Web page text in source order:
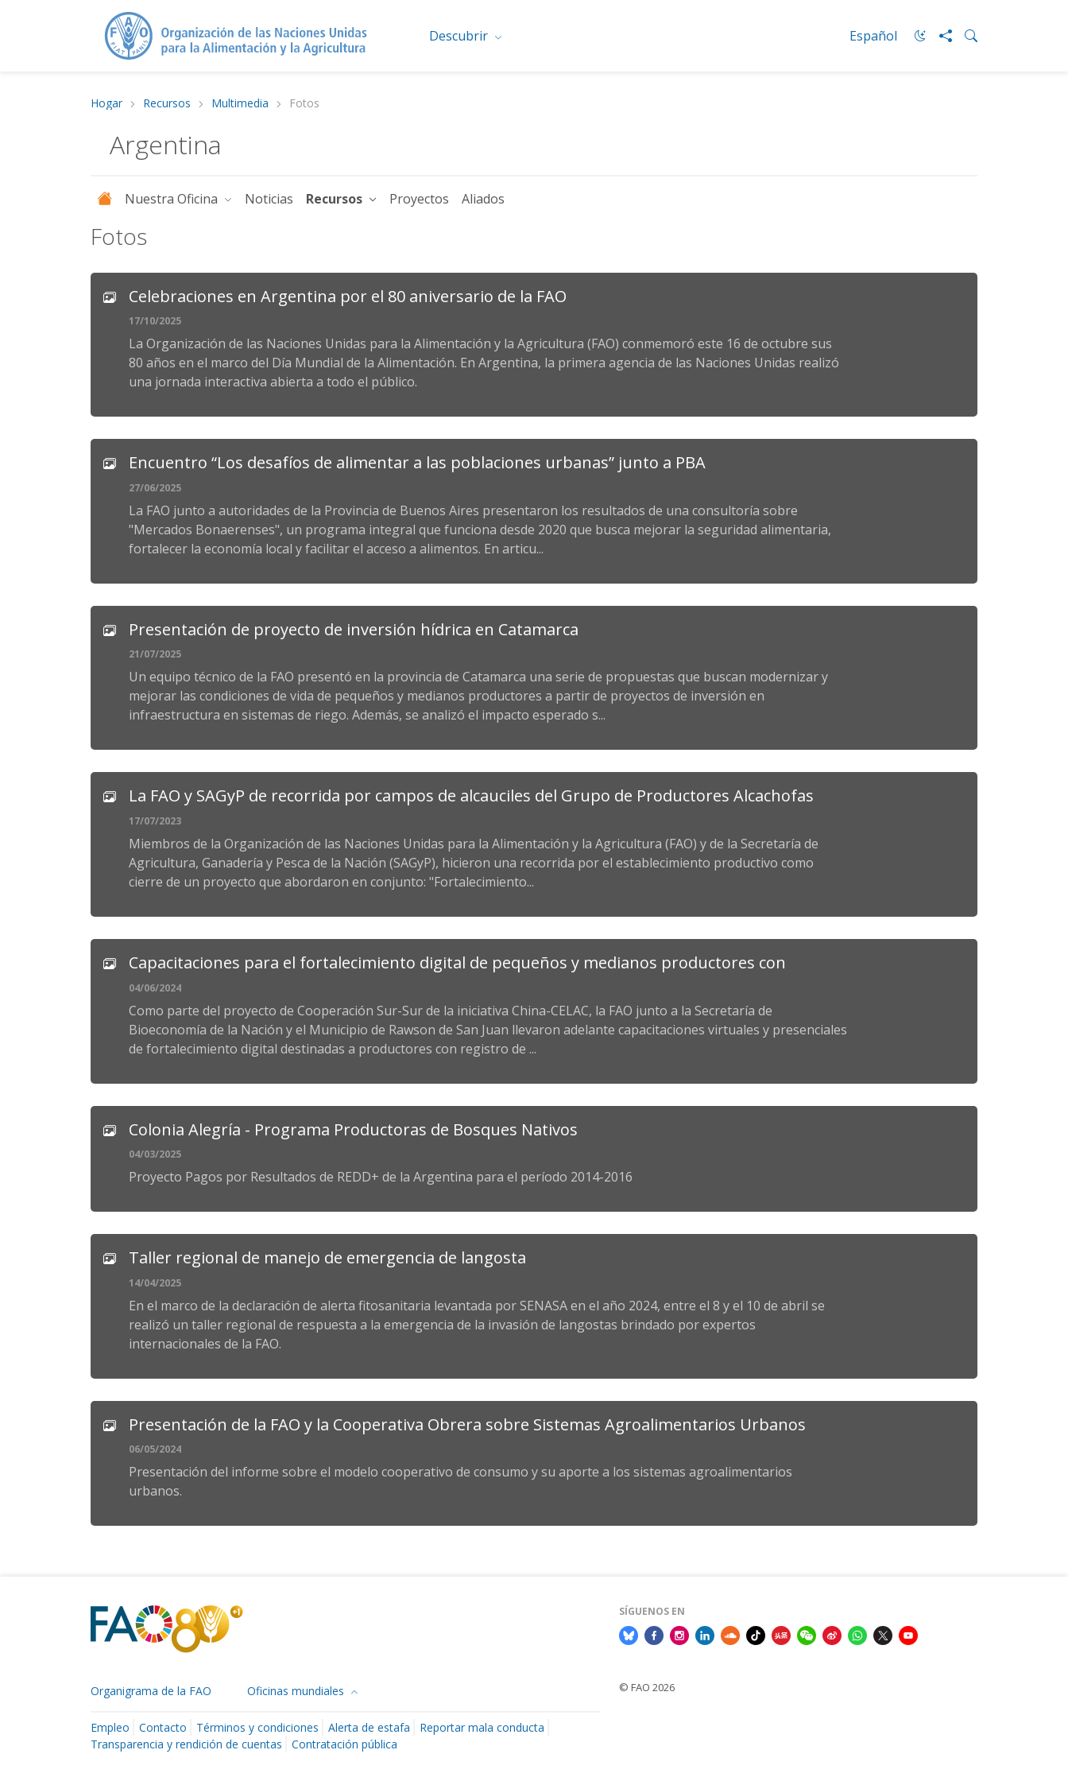
Descubrir Español
Hogar Recursos Multimedia Fotos
Argentina
Nuestra Oficina Noticias Recursos Proyectos Aliados
Fotos
Celebraciones en Argentina por el 80 aniversario de la FAO
17/10/2025
La Organización de las Naciones Unidas para la Alimentación y la Agricultura (FAO) conmemoró este 16 de octubre sus
80 años en el marco del Día Mundial de la Alimentación. En Argentina, la primera agencia de las Naciones Unidas realizó
una jornada interactiva abierta a todo el público.
Encuentro “Los desafíos de alimentar a las poblaciones urbanas” junto a PBA
27/06/2025
La FAO junto a autoridades de la Provincia de Buenos Aires presentaron los resultados de una consultoría sobre
"Mercados Bonaerenses", un programa integral que funciona desde 2020 que busca mejorar la seguridad alimentaria,
fortalecer la economía local y facilitar el acceso a alimentos. En articu...
Presentación de proyecto de inversión hídrica en Catamarca
21/07/2025
Un equipo técnico de la FAO presentó en la provincia de Catamarca una serie de propuestas que buscan modernizar y
mejorar las condiciones de vida de pequeños y medianos productores a partir de proyectos de inversión en
infraestructura en sistemas de riego. Además, se analizó el impacto esperado s...
La FAO y SAGyP de recorrida por campos de alcauciles del Grupo de Productores Alcachofas
17/07/2023
Miembros de la Organización de las Naciones Unidas para la Alimentación y la Agricultura (FAO) y de la Secretaría de
Agricultura, Ganadería y Pesca de la Nación (SAGyP), hicieron una recorrida por el establecimiento productivo como
cierre de un proyecto que abordaron en conjunto: "Fortalecimiento...
Capacitaciones para el fortalecimiento digital de pequeños y medianos productores con
04/06/2024
Como parte del proyecto de Cooperación Sur-Sur de la iniciativa China-CELAC, la FAO junto a la Secretaría de
Bioeconomía de la Nación y el Municipio de Rawson de San Juan llevaron adelante capacitaciones virtuales y presenciales
de fortalecimiento digital destinadas a productores con registro de ...
Colonia Alegría - Programa Productoras de Bosques Nativos
04/03/2025
Proyecto Pagos por Resultados de REDD+ de la Argentina para el período 2014-2016
Taller regional de manejo de emergencia de langosta
14/04/2025
En el marco de la declaración de alerta fitosanitaria levantada por SENASA en el año 2024, entre el 8 y el 10 de abril se
realizó un taller regional de respuesta a la emergencia de la invasión de langostas brindado por expertos
internacionales de la FAO.
Presentación de la FAO y la Cooperativa Obrera sobre Sistemas Agroalimentarios Urbanos
06/05/2024
Presentación del informe sobre el modelo cooperativo de consumo y su aporte a los sistemas agroalimentarios
urbanos.
SÍGUENOS EN
Organigrama de la FAO Oficinas mundiales
Empleo Contacto Términos y condiciones Alerta de estafa
Reportar mala conducta
Transparencia y rendición de cuentas
Contratación pública
© FAO 2026